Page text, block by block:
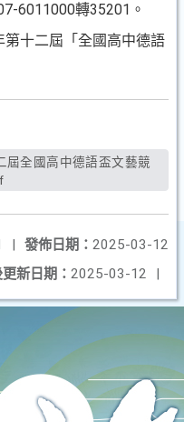
6011000轉35201。
十二屆「全國高中德語
發佈日期： 2025-03-12
|
新日期： 2025-03-12 |